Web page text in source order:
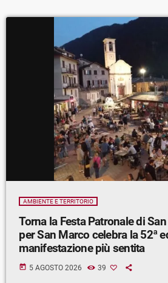
AMBIENTE E TERRITORIO
Torna la Festa Patronale di
per San Marco celebra la 52ª
manifestazione più sentita
today 5 AGOSTO 2026 39